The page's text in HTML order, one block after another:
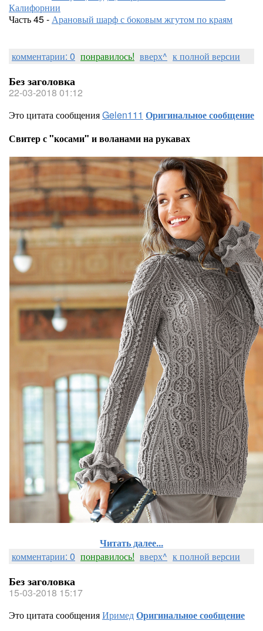
Калифорнии
Часть 45 -Арановый шарф с боковым жгутом по краям
комментарии: 0 понравилось! вверх^ к полной версии
Без заголовка
22-03-2018 01:12
Это цитата сообщенияGelen111 Оригинальное сообщение
Свитер с "косами" и воланами на рукавах
Читать далее...
комментарии: 0 понравилось! вверх^ к полной версии
Без заголовка
15-03-2018 15:17
Это цитата сообщенияИримедОригинальное сообщение